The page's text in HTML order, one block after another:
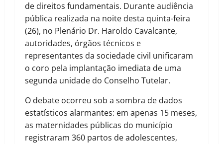
de direitos fundamentais. Durante audiência
pública realizada na noite desta quinta-feira
(26), no Plenário Dr. Haroldo Cavalcante,
autoridades, órgãos técnicos e
representantes da sociedade civil unificaram
o coro pela implantação imediata de uma
segunda unidade do Conselho Tutelar.
O debate ocorreu sob a sombra de dados
estatísticos alarmantes: em apenas 15 meses,
as maternidades públicas do município
registraram 360 partos de adolescentes,